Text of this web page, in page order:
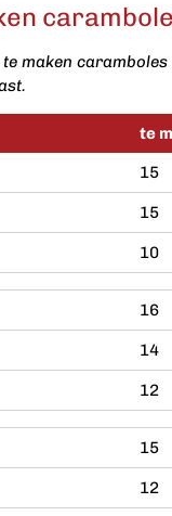
maken
te
15
15
10
16
14
12
15
12